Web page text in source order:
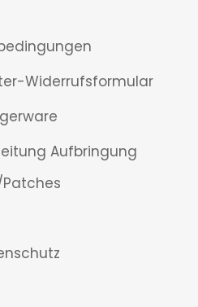
Widerrufsformular
Aufbringung